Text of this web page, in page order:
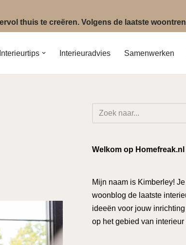
thuis te creëren. Volgens de laatste
Interieurtips Interieuradvies Samenwerken
Welkom op Homefreak.nl
Mijn naam is Kimberley!
woonblog de laatste
ideeën voor jouw
op het gebied van interieur